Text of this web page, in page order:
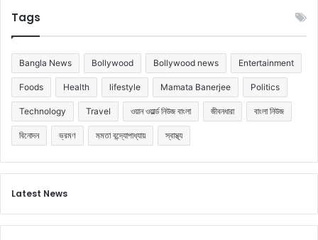
Tags
Bangla News Bollywood Bollywood news Entertainment
Foods Health lifestyle Mamata Banerjee Politics
Technology Travel ওয়ান ওয়ার্ল্ড নিউজ বাংলা জীবনধারা বাংলা নিউজ
বিনোদন ভ্রমণ মমতা বন্দ্যোপাধ্যায় স্বাস্থ্য
Latest News